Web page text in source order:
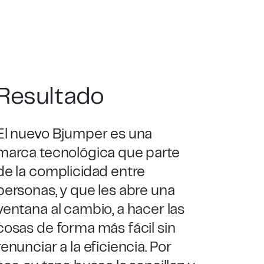
nuevo Bjumper es una
tecnológica que parte
la complicidad entre
y que les abre una
al cambio, a hacer las
de forma más fácil sin
a la eficiencia. Por